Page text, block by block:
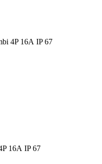
4P 16А IP 67